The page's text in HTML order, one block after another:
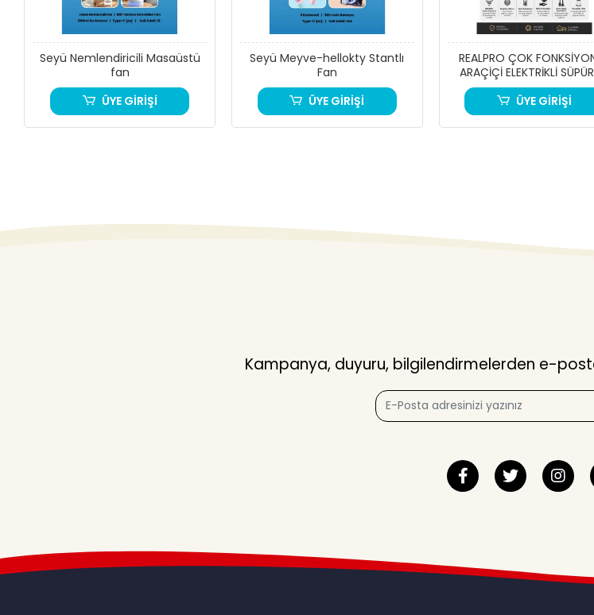
Seyü Nemlendiricili Masaüstü
fan
ÜYE GİRİŞİ
Seyü Meyve-hellokty Stantlı
Fan
ÜYE GİRİŞİ
REALPRO ÇOK
ARAÇİÇİ ELEKTRİKLİ
ÜYE GİRİŞİ
Kampanya, duyuru, bilgilendirmelerden e-